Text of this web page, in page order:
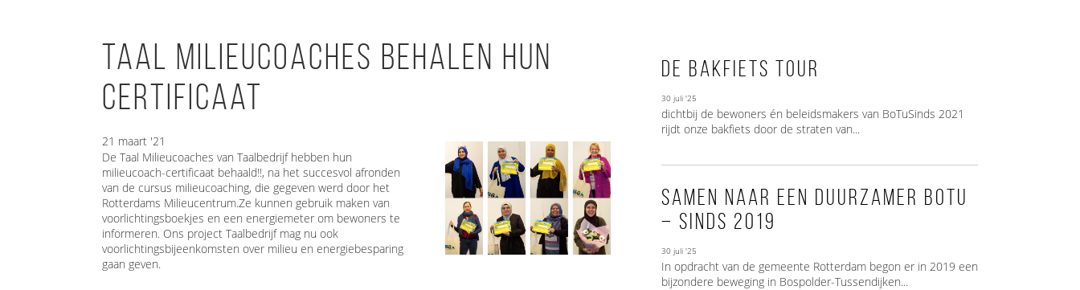
Taal Milieucoaches behalen hun
certificaat
21 maart '21
De Taal Milieucoaches van Taalbedrijf hebben hun
milieucoach-certificaat behaald!!, na het succesvol afronden
van de cursus milieucoaching, die gegeven werd door het
Rotterdams Milieucentrum.Ze kunnen gebruik maken van
voorlichtingsboekjes en een energiemeter om bewoners te
informeren. Ons project Taalbedrijf mag nu ook
voorlichtingsbijeenkomsten over milieu en energiebesparing
gaan geven.
De Bakfiets Tour
30 juli '25
dichtbij de bewoners én beleidsmakers van BoTuSinds 2021
rijdt onze bakfiets door de straten van...
Samen naar een duurzamer BoTu
– sinds 2019
30 juli '25
In opdracht van de gemeente Rotterdam begon er in 2019 een
bijzondere beweging in Bospolder-Tussendijken...